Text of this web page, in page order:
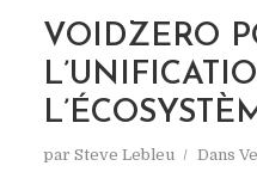
VOIDZERO
par Steve Lebleu Dans